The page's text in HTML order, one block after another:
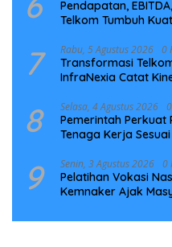
Pendapatan,
Telkom Tumbuh
7 Rabu, 5 Agustus 2026 0
Transformasi
InfraNexia Catat
8 Selasa, 4 Agustus 2026
Pemerintah
Tenaga Kerja
9 Senin, 3 Agustus 2026 0
Pelatihan Vokasi
Kemnaker Ajak